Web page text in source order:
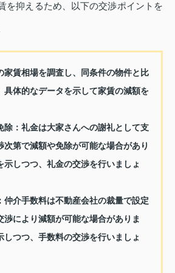
を抑えるため、以下の交渉ポイントを
家賃相場を調査し、同条件の物件と比
具体的なデータを示して家賃の減額を
除： 礼金は大家さんへの謝礼として支
次第で減額や免除が可能な場合があり
示しつつ、礼金の交渉を行いましょ
仲介手数料は不動産会社の裁量で設定
渉により減額が可能な場合がありま
しつつ、手数料の交渉を行いましょ